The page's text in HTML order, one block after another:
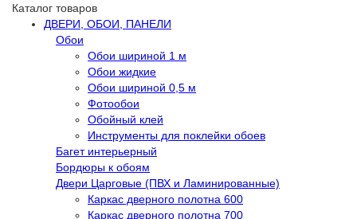
Каталог товаров
ДВЕРИ, ОБОИ, ПАНЕЛИ
Обои
Обои шириной 1 м
Обои жидкие
Обои шириной 0,5 м
Фотообои
Обойный клей
Инструменты для поклейки обоев
Багет интерьерный
Бордюры к обоям
Двери Царговые (ПВХ и Ламинированные)
Каркас дверного полотна 600
Каркас дверного полотна 700